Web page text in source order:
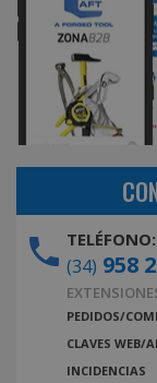
TELÉFONO:
(34) 958
PEDIDOS/
CLAVES WEB/
INCIDENCIAS